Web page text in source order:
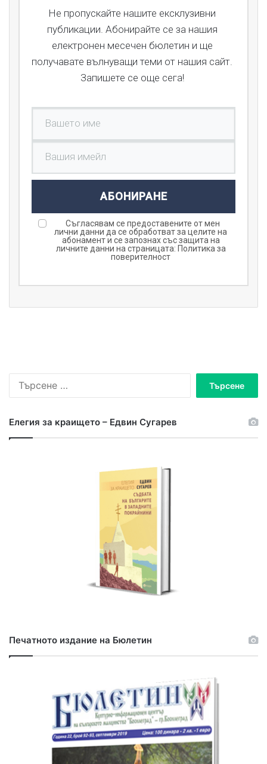
Не пропускайте нашите ексклузивни
публикации. Абонирайте се за нашия
електронен месечен бюлетин и ще
получавате вълнуващи теми от нашия сайт.
Запишете се още сега!
АБОНИРАНЕ
Съгласявам се предоставените от мен
лични данни да се обработват за целите на
абонамент и се запознах със защита на
личните данни на страницата: Политика за
поверителност
Елегия за краището – Едвин Сугарев
Печатното издание на Бюлетин